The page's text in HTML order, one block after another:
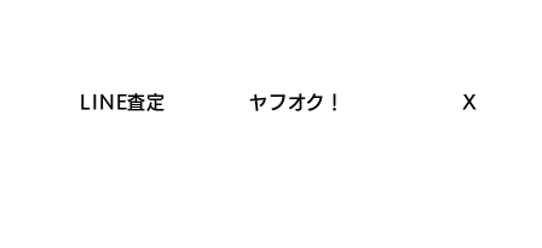
LINE査定 ヤフオク！ X